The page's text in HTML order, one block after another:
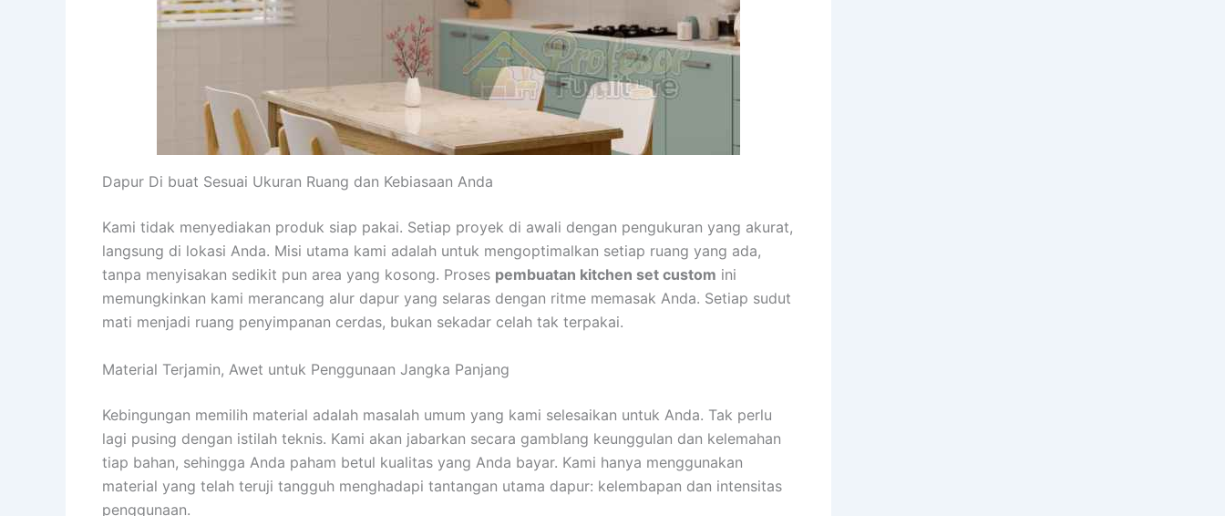
Dapur Di buat Sesuai Ukuran Ruang dan Kebiasaan Anda
Kami tidak menyediakan produk siap pakai. Setiap proyek di awali dengan pengukuran yang akurat,
langsung di lokasi Anda. Misi utama kami adalah untuk mengoptimalkan setiap ruang yang ada,
tanpa menyisakan sedikit pun area yang kosong. Proses pembuatan kitchen set custom ini
memungkinkan kami merancang alur dapur yang selaras dengan ritme memasak Anda. Setiap sudut
mati menjadi ruang penyimpanan cerdas, bukan sekadar celah tak terpakai.
Material Terjamin, Awet untuk Penggunaan Jangka Panjang
Kebingungan memilih material adalah masalah umum yang kami selesaikan untuk Anda. Tak perlu
lagi pusing dengan istilah teknis. Kami akan jabarkan secara gamblang keunggulan dan kelemahan
tiap bahan, sehingga Anda paham betul kualitas yang Anda bayar. Kami hanya menggunakan
material yang telah teruji tangguh menghadapi tantangan utama dapur: kelembapan dan intensitas
penggunaan.